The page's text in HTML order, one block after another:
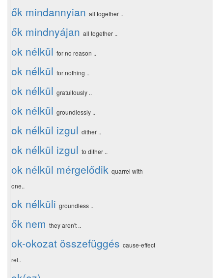
ők mindannyian all together ..
ők mindnyájan all together ..
ok nélkül for no reason ..
ok nélkül for nothing ..
ok nélkül gratuitously ..
ok nélkül groundlessly ..
ok nélkül izgul dither ..
ok nélkül izgul to dither ..
ok nélkül mérgelődik quarrel with
one..
ok nélküli groundless ..
ők nem they aren't ..
ok-okozat összefüggés cause-effect
rel..